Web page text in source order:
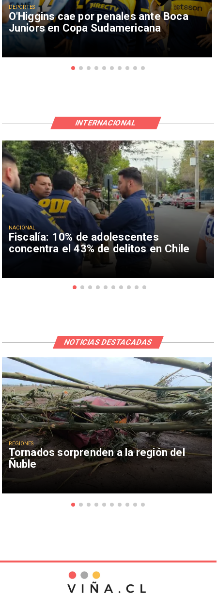
O'Higgins cae por penales ante Boca
Juniors en Copa Sudamericana
DEPORTES
Fiscalía: 10% de adolescentes
concentra el 43% de delitos en Chile
NACIONAL
INTERNACIONAL
Tornados sorprenden a la región del
Ñuble
REGIONES
NOTICIAS DESTACADAS